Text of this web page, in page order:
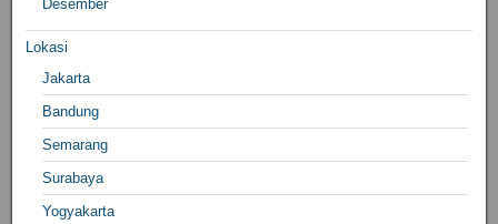
Desember
Lokasi
Jakarta
Bandung
Semarang
Surabaya
Yogyakarta